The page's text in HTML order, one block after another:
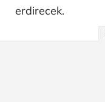
erdirecek.